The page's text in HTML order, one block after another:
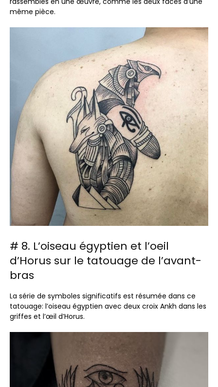
même pièce.
# 8. L’oiseau égyptien et l’oeil
d’Horus sur le tatouage de l’avant-
bras
La série de symboles significatifs est résumée dans ce
tatouage: l’oiseau égyptien avec deux croix Ankh dans les
griffes et l’œil d’Horus.